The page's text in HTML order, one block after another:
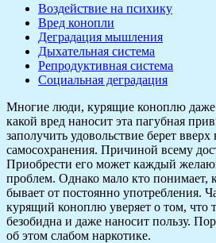
Воздействие на психику
Вред конопли
Деградация мышления
Дыхательная система
Репродуктивная система
Социальная деградация
Многие люди, курящие коноплю даже
какой вред наносит эта пагубная
заполучить удовольствие берет
самосохранения. Причиной всему
Приобрести его может каждый
проблем. Однако мало кто понимает,
бывает от постоянно употребления.
курящий коноплю уверяет о том, что
безобидна и даже наносит пользу.
об этом слабом наркотике.